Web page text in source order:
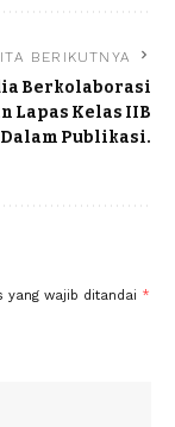
BERIKUTNYA
Berkolaborasi
Lapas Kelas IIB
Publikasi.
yang wajib ditandai *